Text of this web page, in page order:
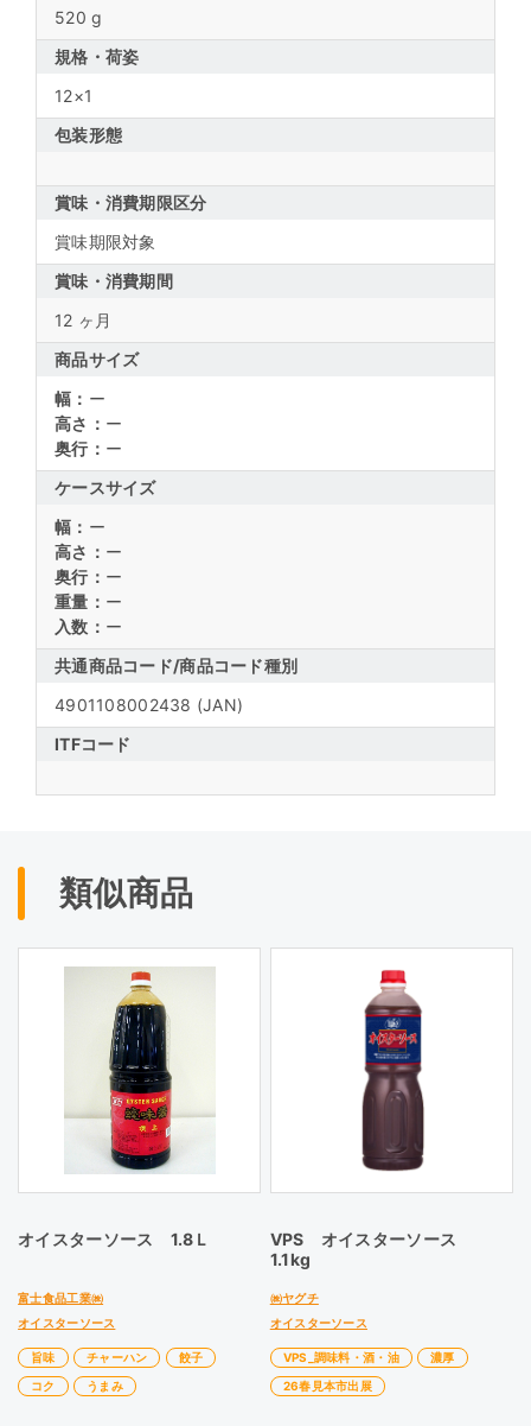
520 g
規格・荷姿
12×1
包装形態
賞味・消費期限区分
賞味期限対象
賞味・消費期間
12 ヶ月
商品サイズ
幅： ー
高さ： ー
奥行： ー
ケースサイズ
幅： ー
高さ： ー
奥行： ー
重量： ー
入数： ー
共通商品コード/商品コード種別
4901108002438 (JAN)
ITFコード
類似商品
オイスターソース 1.8Ｌ
富士食品工業㈱
オイスターソース
旨味 チャーハン
餃子
コク
うまみ
VPS オイスターソース
1.1kg
㈱ヤグチ
オイスターソース
VPS_調味料・酒・油
濃厚
26春見本市出展